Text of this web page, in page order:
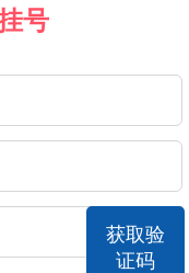
号
获取验
证码